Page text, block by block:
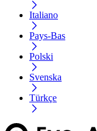
Italiano
Pays-Bas
Polski
Svenska
Türkçe